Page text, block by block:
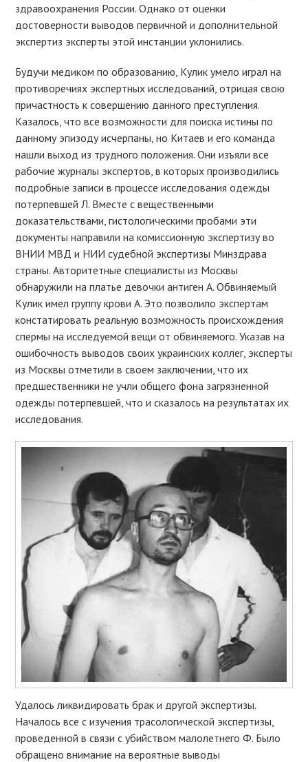
здравоохранения России. Однако от оценки
достоверности выводов первичной и дополнительной
экспертиз эксперты этой инстанции уклонились.
Будучи медиком по образованию, Кулик умело играл на
противоречиях экспертных исследований, отрицая свою
причастность к совершению данного преступления.
Казалось, что все возможности для поиска истины по
данному эпизоду исчерпаны, но Китаев и его команда
нашли выход из трудного положения. Они изъяли все
рабочие журналы экспертов, в которых производились
подробные записи в процессе исследования одежды
потерпевшей Л. Вместе с вещественными
доказательствами, гистологическими пробами эти
документы направили на комиссионную экспертизу во
ВНИИ МВД и НИИ судебной экспертизы Минздрава
страны. Авторитетные специалисты из Москвы
обнаружили на платье девочки антиген А. Обвиняемый
Кулик имел группу крови А. Это позволило экспертам
констатировать реальную возможность происхождения
спермы на исследуемой вещи от обвиняемого. Указав на
ошибочность выводов своих украинских коллег, эксперты
из Москвы отметили в своем заключении, что их
предшественники не учли общего фона загрязненной
одежды потерпевшей, что и сказалось на результатах их
исследования.
Удалось ликвидировать брак и другой экспертизы.
Началось все с изучения трасологической экспертизы,
проведенной в связи с убийством малолетнего Ф. Было
обращено внимание на вероятные выводы